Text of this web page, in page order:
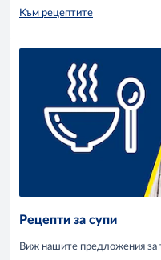
Към рецептите
Рецепти за супи
Виж нашите предложения за